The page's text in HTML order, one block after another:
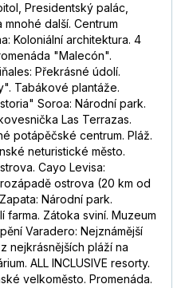
Presidentský palác,
další. Centrum
Koloniální architektura. 4
"Malecón".
Překrásné údolí.
Tabákové plantáže.
Soroa: Národní park.
Las Terrazas.
potápěčské centrum. Pláž.
neturistické město.
Cayo Levisa:
ostrova (20 km od
Národní park.
Zátoka sviní. Muzeum
Varadero: Nejznámější
nejkrásnějších pláží na
ALL INCLUSIVE resorty.
velkoměsto. Promenáda.